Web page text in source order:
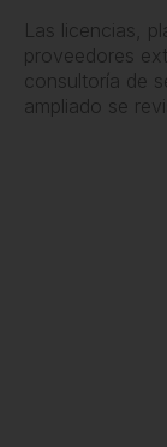
Las licencias,
proveedores
consultoría de
ampliado se